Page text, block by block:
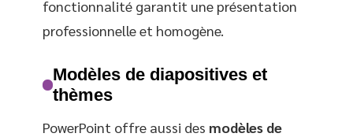
fonctionnalité garantit une présentation
professionnelle et homogène.
Modèles de diapositives et
thèmes
PowerPoint offre aussi des modèles de